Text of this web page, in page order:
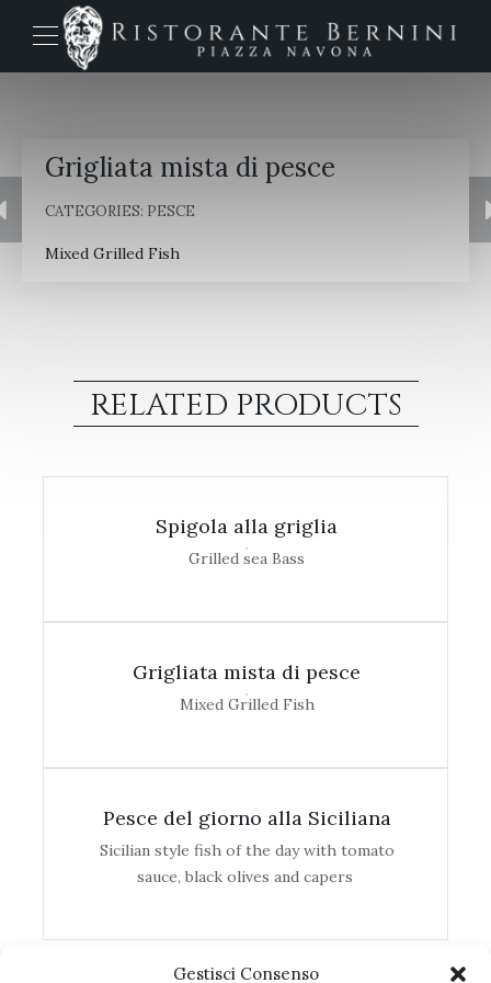
Gestisci Consenso
Grigliata mista di pesce
CATEGORIES: PESCE
Mixed Grilled Fish
RELATED PRODUCTS
Spigola alla griglia
Grilled sea Bass
Grigliata mista di pesce
Mixed Grilled Fish
Pesce del giorno alla Siciliana
Sicilian style fish of the day with tomato
sauce, black olives and capers